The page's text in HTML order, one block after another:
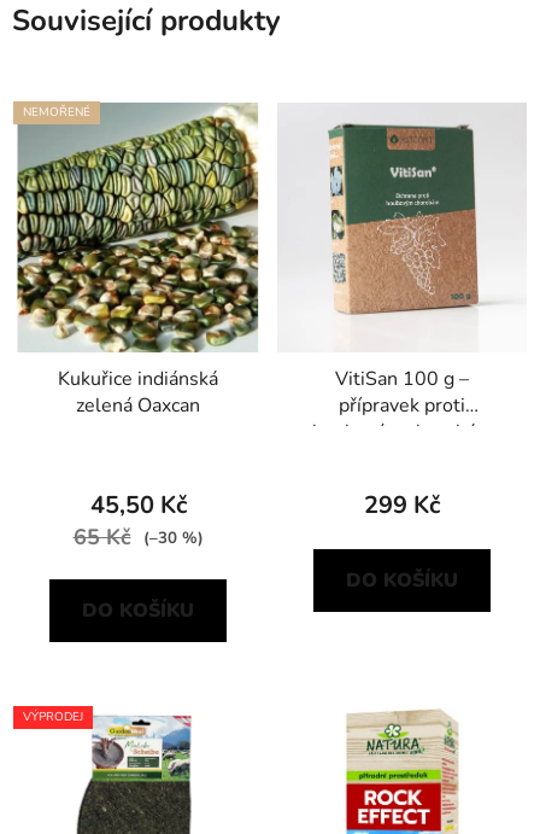
Související produkty
NEMOŘENÉ
Kukuřice indiánská
zelená Oaxcan
45,50 Kč
65 Kč (–30 %)
DO KOŠÍKU
VitiSan 100 g –
přípravek proti
houbovým chorobám
299 Kč
DO KOŠÍKU
VÝPRODEJ